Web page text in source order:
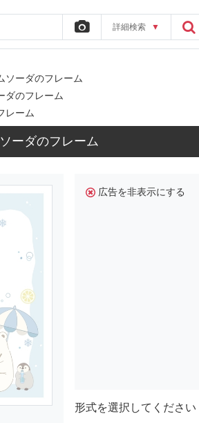
詳細検索 ▼
ソーダのフレーム
ダのフレーム
レーム
ーダのフレーム
広告を非表示にする
形式を選択してください